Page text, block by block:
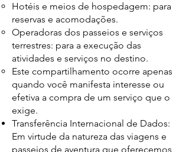
Hotéis e meios de hospedagem: para
reservas e acomodações.
Operadoras dos passeios e serviços
terrestres: para a execução das
atividades e serviços no destino.
Este compartilhamento ocorre apenas
quando você manifesta interesse ou
efetiva a compra de um serviço que o
exige.
Transferência Internacional de Dados:
Em virtude da natureza das viagens e
passeios de aventura que oferecemos,